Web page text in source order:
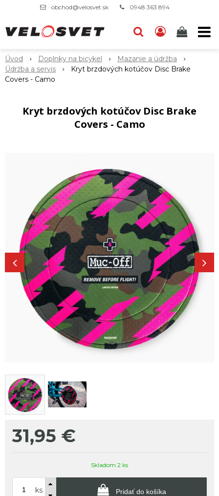
obchod@velosvet.sk 0948 363 894
Úvod Doplnky na bicykel
Mazanie a údržba
Údržba a servis
Kryt brzdových kotúčov Disc Brake
Covers - Camo
Kryt brzdových kotúčov Disc Brake
Covers - Camo
31,95 €
Skladom 2 ks
ks Pridať do košíka